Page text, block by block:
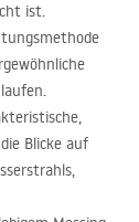
ist.
Blicke auf